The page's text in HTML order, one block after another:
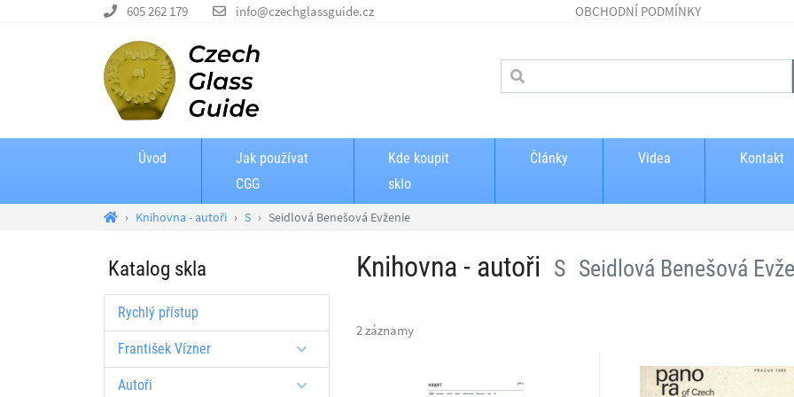
605 262 179 info@czechglassguide.cz OBCHODNÍ PODMÍNKY
Úvod
Jak používat
CGG
Kde koupit
sklo
Články Videa Kontakt
Knihovna - autoři S Seidlová Benešová Evženie
Katalog skla
Rychlý přístup
František Vízner
Autoři
Knihovna - autoři S Seidlová Benešová
2 záznamy